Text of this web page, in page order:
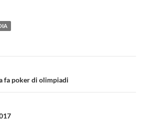
se
n
g
vi
fa poker di olimpiadi